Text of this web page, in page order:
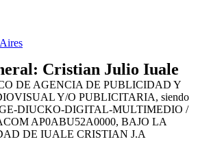
Cristian Julio Iuale
DE AGENCIA DE PUBLICIDAD Y
Y/O PUBLICITARIA, siendo
DIUCKO-DIGITAL-MULTIMEDIO /
AP0ABU52A0000, BAJO LA
DE IUALE CRISTIAN J.A